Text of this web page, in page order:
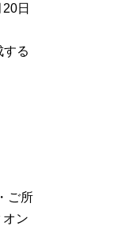
日
る
ご所
ン